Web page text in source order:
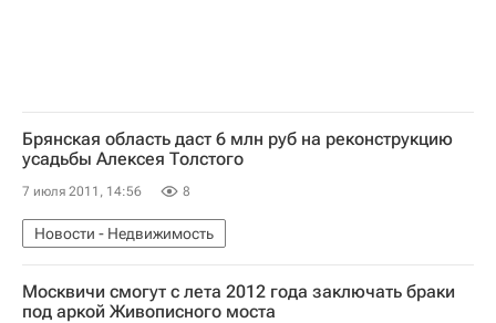
Брянская область даст 6 млн руб на реконструкцию
усадьбы Алексея Толстого
7 июля 2011, 14:56 8
Новости - Недвижимость
Москвичи смогут с лета 2012 года заключать браки
под аркой Живописного моста